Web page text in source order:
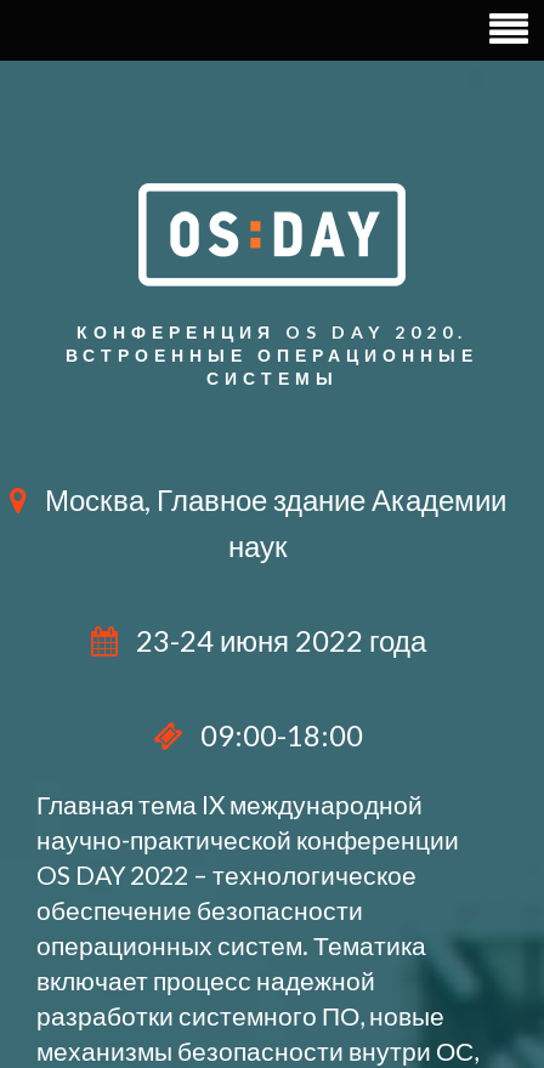
КОНФЕРЕНЦИЯ OS DAY 2020.
ВСТРОЕННЫЕ ОПЕРАЦИОННЫЕ
СИСТЕМЫ
Москва, Главное здание Академии
наук
23-24 июня 2022 года
09:00-18:00
Главная тема IX международной
научно-практической конференции
OS DAY 2022 – технологическое
обеспечение безопасности
операционных систем. Тематика
включает процесс надежной
разработки системного ПО, новые
механизмы безопасности внутри ОС,